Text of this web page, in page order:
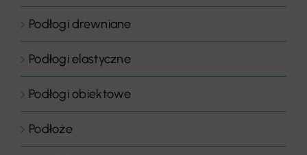
Podłogi drewniane
Podłogi elastyczne
Podłogi obiektowe
Podłoże